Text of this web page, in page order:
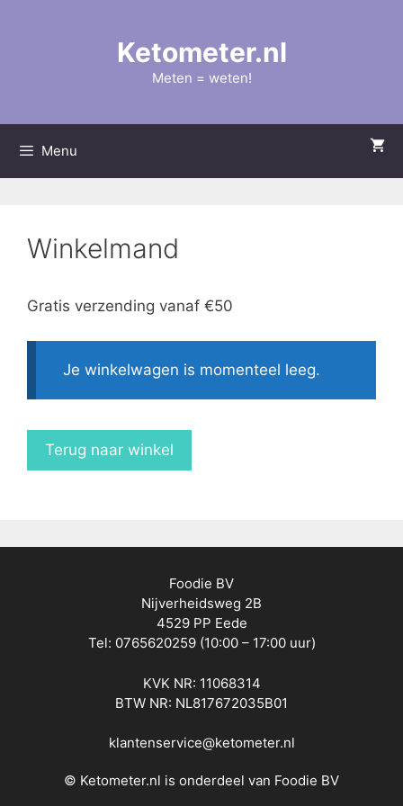
Ketometer.nl
Meten = weten!
Menu
Winkelmand
Gratis verzending vanaf €50
Je winkelwagen is momenteel leeg.
Terug naar winkel
Foodie BV
Nijverheidsweg 2B
4529 PP Eede
Tel: 0765620259 (10:00 – 17:00 uur)
KVK NR: 11068314
BTW NR: NL817672035B01
klantenservice@ketometer.nl
© Ketometer.nl is onderdeel van Foodie BV